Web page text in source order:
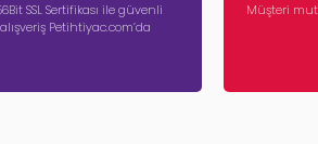
köpek tuvaleti olarak da sıkça kullanılır.
SSL Sertifikası ile güvenli
alışveriş Petihtiyac.com’da
Müşteri